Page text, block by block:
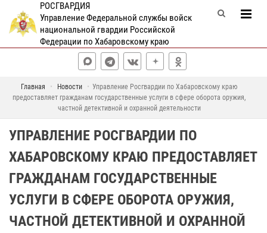
РОСГВАРДИЯ
Управление Федеральной службы войск
национальной гвардии Российской
Федерации по Хабаровскому краю
Главная Новости
Управление Росгвардии по Хабаровскому краю
предоставляет гражданам государственные услуги в сфере оборота оружия,
частной детективной и охранной деятельности
УПРАВЛЕНИЕ РОСГВАРДИИ ПО
ХАБАРОВСКОМУ КРАЮ ПРЕДОСТАВЛЯЕТ
ГРАЖДАНАМ ГОСУДАРСТВЕННЫЕ
УСЛУГИ В СФЕРЕ ОБОРОТА ОРУЖИЯ,
ЧАСТНОЙ ДЕТЕКТИВНОЙ И ОХРАННОЙ